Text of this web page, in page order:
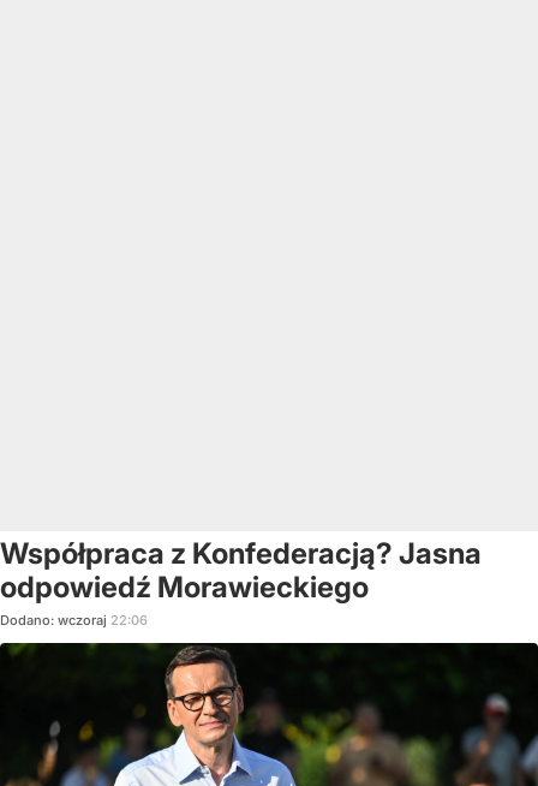
Współpraca z Konfederacją? Jasna
odpowiedź Morawieckiego
Dodano: wczoraj 22:06